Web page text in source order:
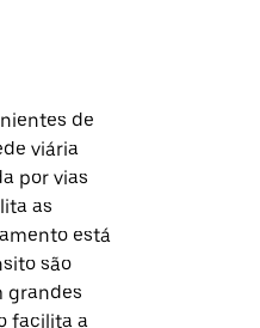
de
viária
por vias
as
está
são
grandes
facilita a